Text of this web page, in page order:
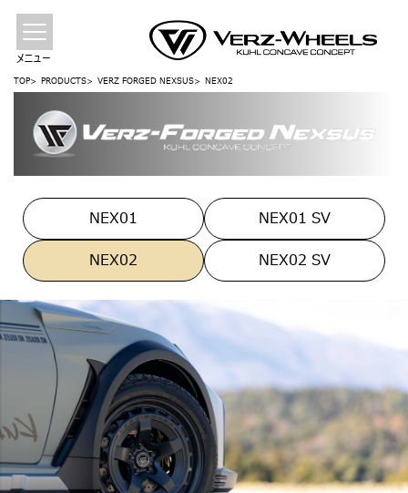
メニュー
TOP PRODUCTS VERZ FORGED NEXSUS NEX02
NEX01
NEX01 SV
NEX02
NEX02 SV